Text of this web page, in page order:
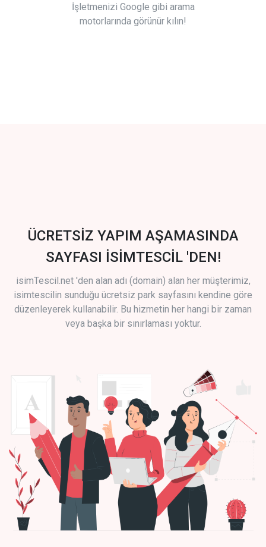
İşletmenizi Google gibi arama
motorlarında görünür kılın!
ÜCRETSİZ YAPIM AŞAMASINDA
SAYFASI İSİMTESCİL 'DEN!
isimTescil.net 'den alan adı (domain) alan her müşterimiz,
isimtescilin sunduğu ücretsiz park sayfasını kendine göre
düzenleyerek kullanabilir. Bu hizmetin her hangi bir zaman
veya başka bir sınırlaması yoktur.